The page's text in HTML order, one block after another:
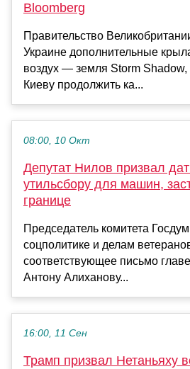
Bloomberg
Правительство
Украине дополнительные
воздух — земля Storm Shadow,
Киеву продолжить ка...
08:00, 10 Окт
Депутат Нилов призвал
утильсбору для машин,
границе
Председатель комитета
соцполитике и делам
соответствующее письмо
Антону Алиханову...
16:00, 11 Сен
Трамп призвал Нетаньяху